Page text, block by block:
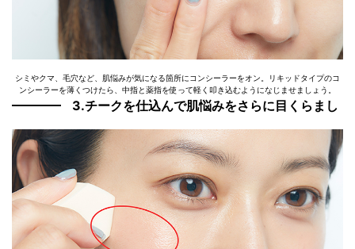
シミやクマ、毛穴など、肌悩みが気になる箇所にコンシーラーをオン。リキッドタイプのコ
ンシーラーを薄くつけたら、中指と薬指を使って軽く叩き込むようになじませましょう。
3.チークを仕込んで肌悩みをさらに目くらまし